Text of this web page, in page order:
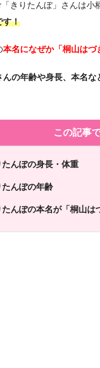
きりたんぽ」さんは小
す！
本名になぜか「桐山はづ
んの年齢や身長、本名な
この記事
たんぽの身長・体重
たんぽの年齢
たんぽの本名が「桐山は